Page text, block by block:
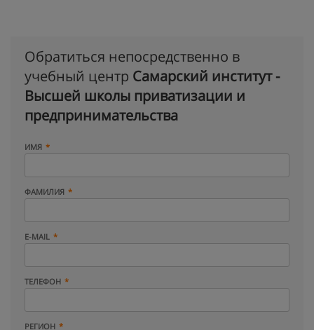
Обратиться непосредственно в
учебный центр Самарский институт -
Высшей школы приватизации и
предпринимательства
ИМЯ
ФАМИЛИЯ
E-MAIL
ТЕЛЕФОН
РЕГИОН